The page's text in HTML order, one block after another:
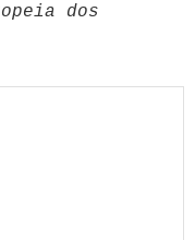
dos